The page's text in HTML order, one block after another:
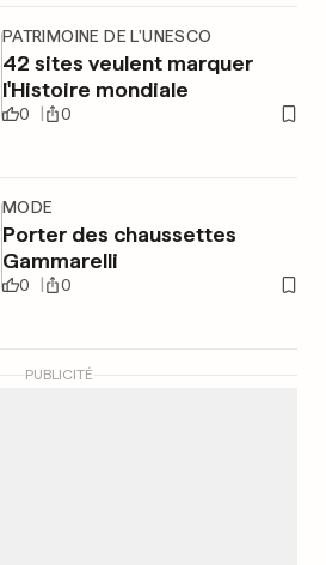
PATRIMOINE DE L'UNESCO
42 sites veulent marquer
l'Histoire mondiale
0 0
MODE
Porter des chaussettes
Gammarelli
0 0
PUBLICITÉ